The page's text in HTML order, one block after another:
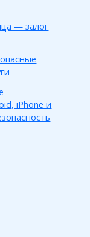
— залог
iPhone и